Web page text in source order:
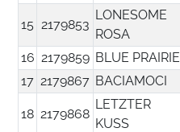
15 2179853
LONESOME
ROSA
16 2179859 BLUE PRAIRIE
17 2179867 BACIAMOCI
18 2179868
LETZTER
KUSS